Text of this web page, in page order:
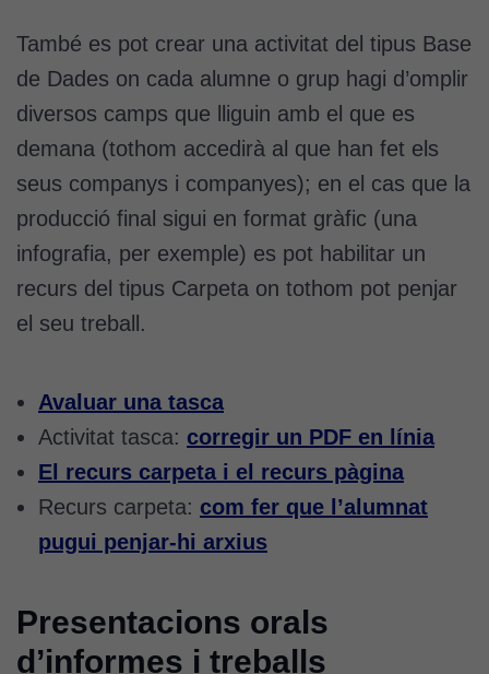
També es pot crear una activitat del tipus Base
de Dades on cada alumne o grup hagi d’omplir
diversos camps que lliguin amb el que es
demana (tothom accedirà al que han fet els
seus companys i companyes); en el cas que la
producció final sigui en format gràfic (una
infografia, per exemple) es pot habilitar un
recurs del tipus Carpeta on tothom pot penjar
el seu treball.
Avaluar una tasca
Activitat tasca: corregir un PDF en línia
El recurs carpeta i el recurs pàgina
Recurs carpeta: com fer que l’alumnat
pugui penjar-hi arxius
Presentacions orals
d’informes i treballs